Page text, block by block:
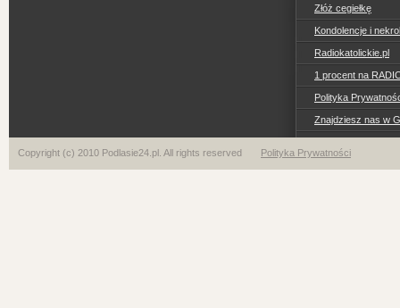
Złóż cegiełkę
Kondolencje i
Radiokatolickie.pl
1 procent na
Polityka
Znajdziesz nas w
Copyright (c) 2010 Podlasie24.pl. All rights reserved Polityka Prywatności